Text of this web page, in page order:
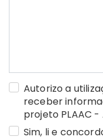
Autorizo a
receber
projeto PLAAC
Sim, li e